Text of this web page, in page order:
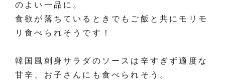
のよい一品に。
食欲が落ちているときでもご飯と共にモリモ
リ食べられそうです！
韓国風刺身サラダのソースは辛すぎず適度な
甘辛、お子さんにも食べられそう。